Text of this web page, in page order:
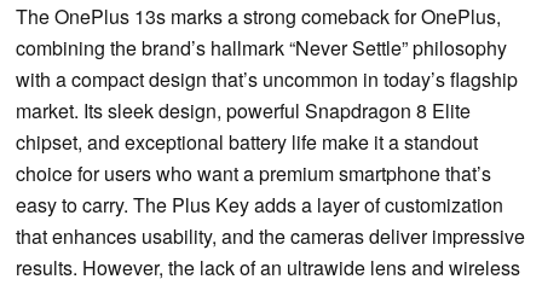
The OnePlus 13s marks a strong comeback for OnePlus,
combining the brand’s hallmark “Never Settle” philosophy
with a compact design that’s uncommon in today’s flagship
market. Its sleek design, powerful Snapdragon 8 Elite
chipset, and exceptional battery life make it a standout
choice for users who want a premium smartphone that’s
easy to carry. The Plus Key adds a layer of customization
that enhances usability, and the cameras deliver impressive
results. However, the lack of an ultrawide lens and wireless